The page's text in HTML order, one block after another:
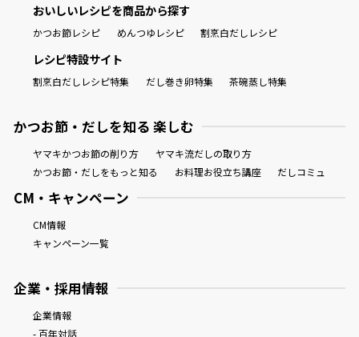
おいしいレシピを商品から探す
かつお節レシピ めんつゆレシピ 割烹白だしレシピ
レシピ特設サイト
割烹白だしレシピ特集 だし巻き卵特集 茶碗蒸し特集
かつお節・だしを知る 楽しむ
ヤマキかつお節の削り方
ヤマキ流だしの取り方
かつお節・だしをもっと知る
お料理お役立ち講座 だしコミュ
CM・キャンペーン
CM情報
キャンペーン一覧
企業・採用情報
企業情報
- 百年対話